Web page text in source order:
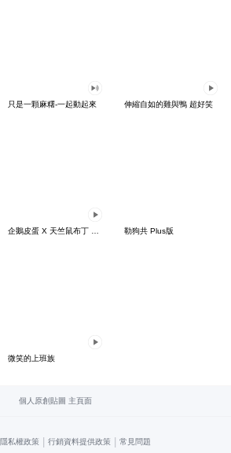
只是一顆麻糬-一起動起來 伸縮自如的雞與鴨 超好笑
企鵝皮蛋 X 天竺鼠布丁 有點厭世 勒狗共 Plus版
微笑的上班族
個人原創貼圖 主頁面
隱私權政策 | 行銷資料提供政策 | 常見問題